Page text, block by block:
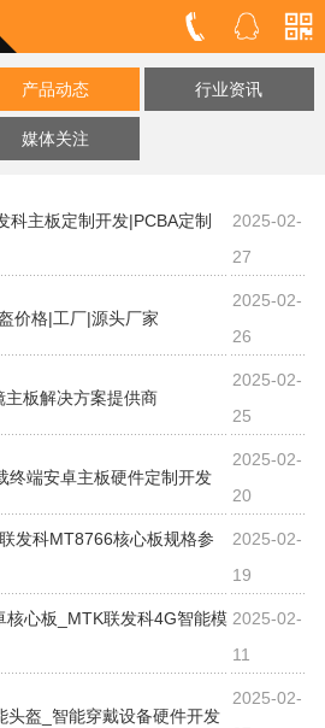
产品动态 行业资讯
媒体关注
科主板定制开发|PCBA定制
2025-02-
27
价格|工厂|源头厂家
2025-02-
26
板解决方案提供商
2025-02-
25
终端安卓主板硬件定制开发
2025-02-
20
发科MT8766核心板规格参
2025-02-
19
心板_MTK联发科4G智能模 2025-02-
11
头盔_智能穿戴设备硬件开发
2025-02-